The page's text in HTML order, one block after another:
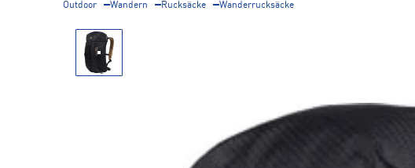
Outdoor Wandern Rucksäcke Wanderrucksäcke